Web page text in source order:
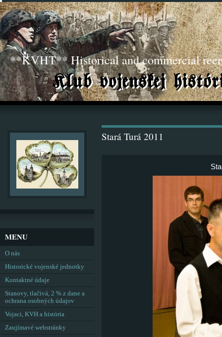
**KVHT** Historical and commercial
Stará Turá 2011
MENU
O nás
Historické vojenské jednotky
Kontaktné údaje
Stanovy, tlačivá, 2 % z dane a
ochrana osobných údajov
Vojaci, KVH a história
Zaujímavé webstránky